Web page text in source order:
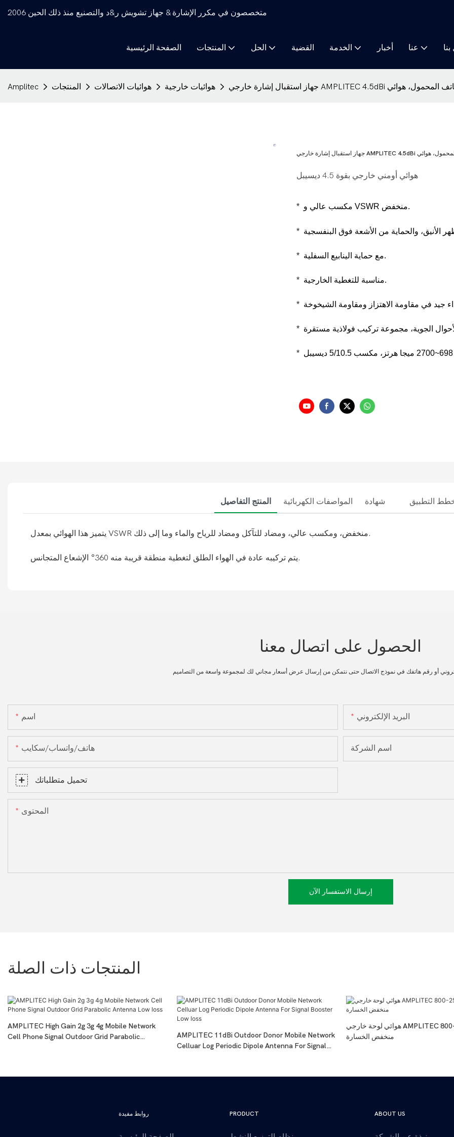
متخصصون في مكرر الإشارة & جهاز تشويش ر&د والتصنيع منذ ذلك الحين 2006
الصفحة الرئيسية المنتجات الحل القضية الخدمة أخبار عنا
Amplitec المنتجات هوائيات الاتصالات هوائيات خارجية
هوائي أومني خارجي بقوة 4.5 ديسيبل
* مكسب عالي و VSWR منخفض.
*
* مع حماية الينابيع السفلية.
* مناسبة للتغطية الخارجية.
*
*
*
المنتج التفاصيل المواصفات الكهربائية شهادة التطبيق
يتميز هذا الهوائي بمعدل VSWR منخفض، ومكسب عالي، ومضاد للتآكل ومضاد للرياح والماء وما إلى ذلك.
يتم تركيبه عادة في الهواء الطلق لتغطية منطقة قريبة منه 360° الإشعاع المتجانس.
الحصول على اتصال معنا
أو رقم هاتفك في نموذج الاتصال حتى نتمكن من إرسال عرض أسعار مجاني لك لمجموعة واسعة من التصاميم
اسم البريد الإلكتروني
هاتف/واتساب/سكايب اسم الشركة
تحميل متطلباتك
المحتوى
إرسال الاستفسار الآن
المنتجات ذات الصلة
AMPLITEC High Gain 2g 3g 4g Mobile Network
Cell Phone Signal Outdoor Grid Parabolic
AMPLITEC 11dBi Outdoor Donor Mobile Network
Celluar Log Periodic Dipole Antenna For Signal
هوائي لوحة خارجي AMPLITEC 800-2500 ميجا هرتز
منخفض الخسارة
روابط مفيدة PRODUCT ABOUT US